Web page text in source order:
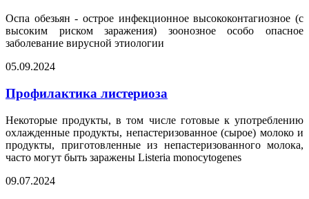
Оспа обезьян - острое инфекционное высококонтагиозное (с
высоким риском заражения) зоонозное особо опасное
заболевание вирусной этиологии
05.09.2024
Профилактика листериоза
Некоторые продукты, в том числе готовые к употреблению
охлажденные продукты, непастеризованное (сырое) молоко и
продукты, приготовленные из непастеризованного молока,
часто могут быть заражены Listeria monocytogenes
09.07.2024